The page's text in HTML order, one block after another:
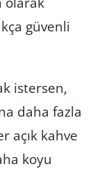
güvenli
istersen,
daha fazla
açık kahve
koyu